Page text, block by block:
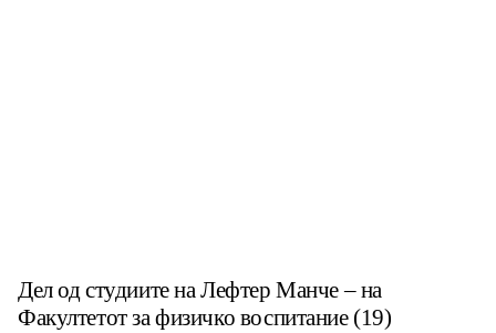
Дел од студиите на Лефтер Манче – на
Факултетот за физичко воспитание (19)